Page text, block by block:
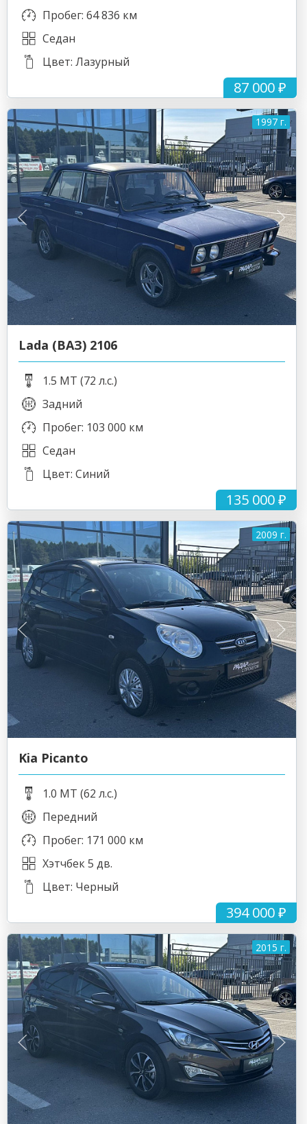
87 000 ₽
Пробег: 64 836 км
Седан
Цвет: Лазурный
1997 г.
135 000 ₽
Lada (ВАЗ) 2106
1.5 MT (72 л.с.)
Задний
Пробег: 103 000 км
Седан
Цвет: Синий
2009 г.
394 000 ₽
Kia Picanto
1.0 MT (62 л.с.)
Передний
Пробег: 171 000 км
Хэтчбек 5 дв.
Цвет: Черный
2015 г.